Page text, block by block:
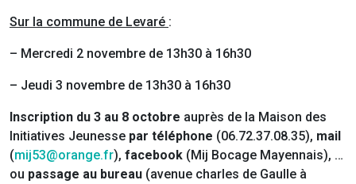
Sur la commune de Levaré :
– Mercredi 2 novembre de 13h30 à 16h30
– Jeudi 3 novembre de 13h30 à 16h30
Inscription du 3 au 8 octobre auprès de la Maison des
Initiatives Jeunesse par téléphone (06.72.37.08.35), mail
(mij53@orange.fr), facebook (Mij Bocage Mayennais), …
ou passage au bureau (avenue charles de Gaulle à